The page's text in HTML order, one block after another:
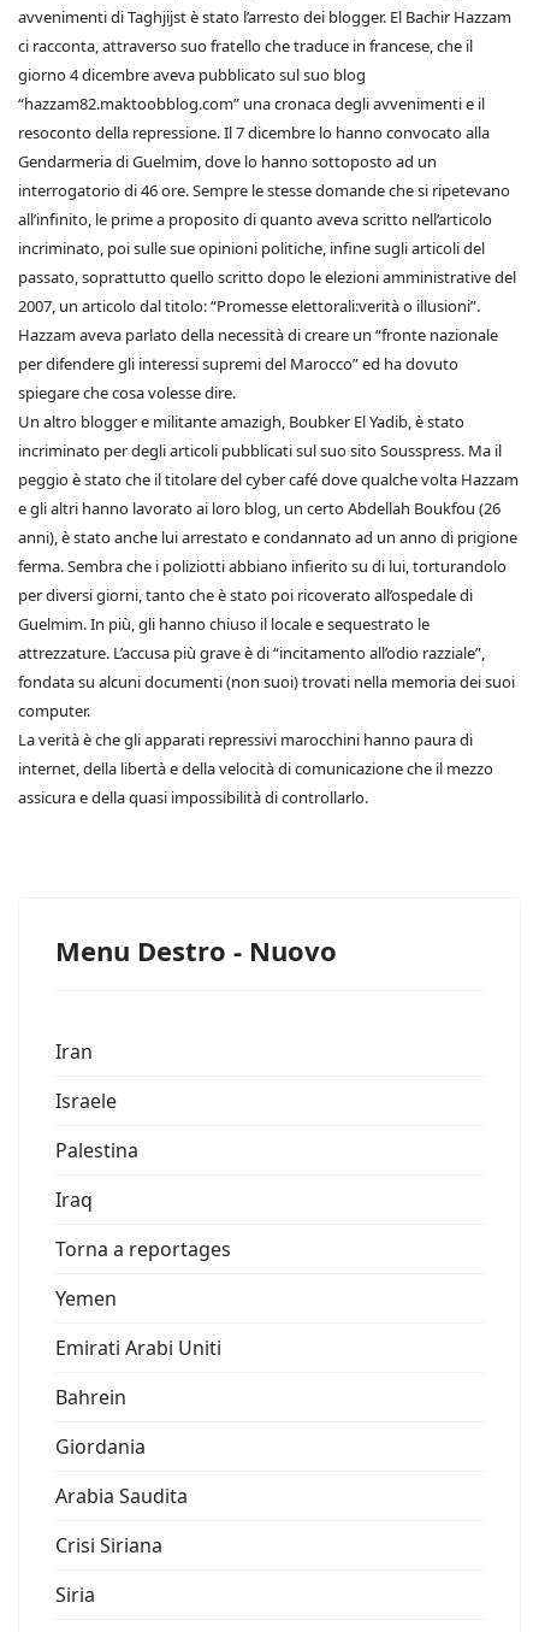
avvenimenti di Taghjijst è stato l’arresto dei blogger. El Bachir Hazzam
ci racconta, attraverso suo fratello che traduce in francese, che il
giorno 4 dicembre aveva pubblicato sul suo blog
“hazzam82.maktoobblog.com” una cronaca degli avvenimenti e il
resoconto della repressione. Il 7 dicembre lo hanno convocato alla
Gendarmeria di Guelmim, dove lo hanno sottoposto ad un
interrogatorio di 46 ore. Sempre le stesse domande che si ripetevano
all’infinito, le prime a proposito di quanto aveva scritto nell’articolo
incriminato, poi sulle sue opinioni politiche, infine sugli articoli del
passato, soprattutto quello scritto dopo le elezioni amministrative del
2007, un articolo dal titolo: “Promesse elettorali:verità o illusioni”.
Hazzam aveva parlato della necessità di creare un “fronte nazionale
per difendere gli interessi supremi del Marocco” ed ha dovuto
spiegare che cosa volesse dire.
Un altro blogger e militante amazigh, Boubker El Yadib, è stato
incriminato per degli articoli pubblicati sul suo sito Sousspress. Ma il
peggio è stato che il titolare del cyber café dove qualche volta Hazzam
e gli altri hanno lavorato ai loro blog, un certo Abdellah Boukfou (26
anni), è stato anche lui arrestato e condannato ad un anno di prigione
ferma. Sembra che i poliziotti abbiano infierito su di lui, torturandolo
per diversi giorni, tanto che è stato poi ricoverato all’ospedale di
Guelmim. In più, gli hanno chiuso il locale e sequestrato le
attrezzature. L’accusa più grave è di “incitamento all’odio razziale”,
fondata su alcuni documenti (non suoi) trovati nella memoria dei suoi
computer.
La verità è che gli apparati repressivi marocchini hanno paura di
internet, della libertà e della velocità di comunicazione che il mezzo
assicura e della quasi impossibilità di controllarlo.
Menu Destro - Nuovo
Iran
Israele
Palestina
Iraq
Torna a reportages
Yemen
Emirati Arabi Uniti
Bahrein
Giordania
Arabia Saudita
Crisi Siriana
Siria